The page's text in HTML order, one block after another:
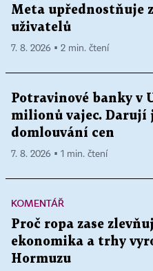
Meta upřednostňuje
uživatelů
7. 8. 2026 ▪ 2 min. čtení
Potravinové banky v
milionů vajec. Darují
domlouvání cen
7. 8. 2026 ▪ 1 min. čtení
KOMENTÁŘ
Proč ropa zase
ekonomika a trhy
Hormuzu